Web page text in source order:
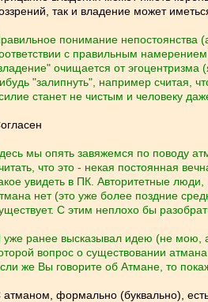
так и владение может
понимание непостоянства
с правильным
очищается от
"залипнуть", например считая,
станет не чистым и человеку
мы опять завяжемся по поводу
что это - некая постоянная
увидеть в ПК. Авторитетные
нет (это уже более поздние
С этим неплохо бы
уже ранее высказывал идею (не мою, а
вопрос о существовании
же Вы говорите об Атмане, то
атманом, формально (буквально),